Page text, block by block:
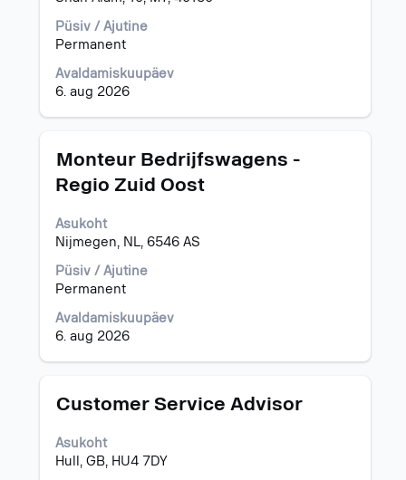
Püsiv / Ajutine
Permanent
Avaldamiskuupäev
6. aug 2026
Ametinimetus
Monteur Bedrijfswagens -
Regio Zuid Oost
Asukoht
Nijmegen, NL, 6546 AS
Püsiv / Ajutine
Permanent
Avaldamiskuupäev
6. aug 2026
Töö
täieliku
kuvamiseks
valige
tühikuklahviga.
Ametinimetus
Customer Service Advisor
Asukoht
Hull, GB, HU4 7DY
Töö
täieliku
sisu
kuvamiseks